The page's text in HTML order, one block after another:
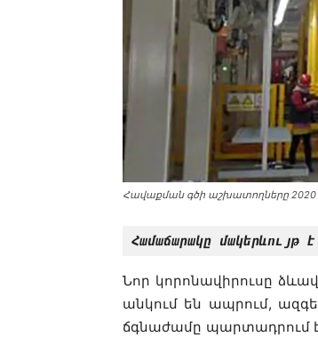
Հավաքման գծի աշխատողները
Համաճարակը մակերևույթ
Նոր կորոնավիրուսը
անկում են ապրում,
ճգնաժամը պարտադրում